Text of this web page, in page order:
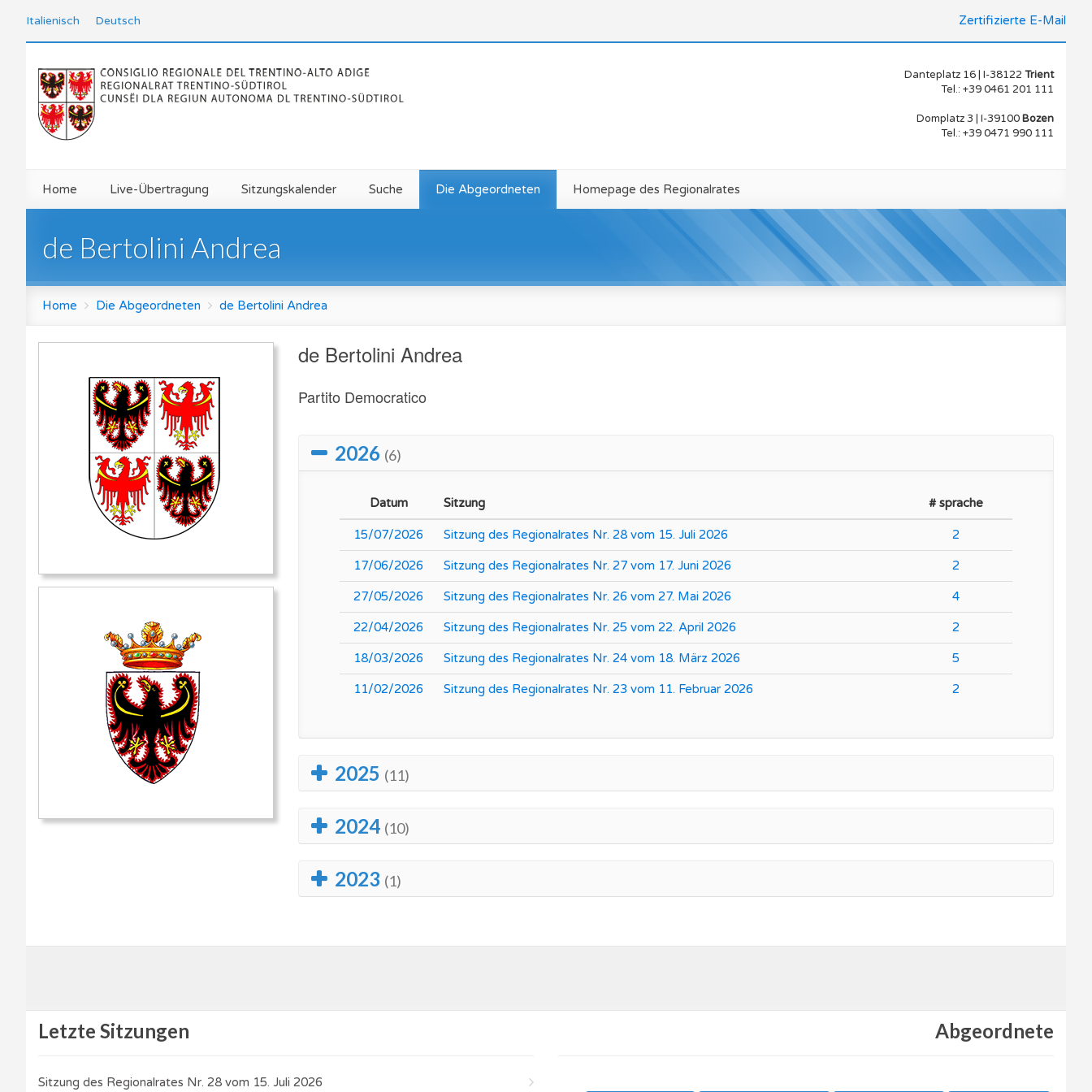
Italienisch Deutsch Zertifizierte E-Mail
Danteplatz 16 | I-38122 Trient
Tel.: +39 0461 201 111
Domplatz 3 | I-39100Bozen
Tel.: +39 0471 990 111
Home Live-Übertragung Sitzungskalender Suche Die Abgeordneten Homepage des Regionalrates
de Bertolini Andrea
Home Die Abgeordneten de Bertolini Andrea
de Bertolini Andrea
Partito Democratico
2026 (6)
Datum Sitzung # sprache
15/07/2026 Sitzung des Regionalrates Nr. 28 vom 15. Juli 2026 2
17/06/2026 Sitzung des Regionalrates Nr. 27 vom 17. Juni 2026 2
27/05/2026 Sitzung des Regionalrates Nr. 26 vom 27. Mai 2026 4
22/04/2026 Sitzung des Regionalrates Nr. 25 vom 22. April 2026 2
18/03/2026 Sitzung des Regionalrates Nr. 24 vom 18. März 2026 5
11/02/2026 Sitzung des Regionalrates Nr. 23 vom 11. Februar 2026 2
2025 (11)
2024 (10)
2023 (1)
Letzte Sitzungen
Sitzung des Regionalrates Nr. 28 vom 15. Juli 2026
Abgeordnete